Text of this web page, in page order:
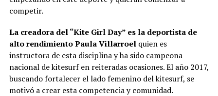
competir.
La creadora del “Kite Girl Day” es la deportista de
alto rendimiento Paula Villarroelquien es
instructora de esta disciplina y ha sido campeona
nacional de kitesurf en reiteradas ocasiones. El año 2017,
buscando fortalecer el lado femenino del kitesurf, se
motivó a crear esta competencia y comunidad.